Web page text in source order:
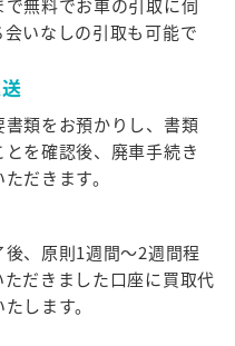
無料でお車の引取に伺
いなしの引取も可能で
類をお預かりし、書類
を確認後、廃車手続き
だきます。
、原則1週間～2週間程
だきました口座に買取代
します。